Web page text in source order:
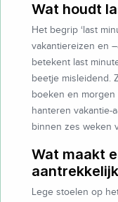
Wat houdt
Het begrip ‘last
vakantiereizen en
betekent last
beetje misleidend.
boeken en
hanteren vakantie-
binnen zes weken
Wat maakt
Lege stoelen op